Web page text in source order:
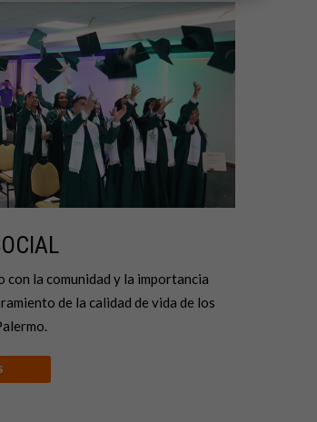
con la comunidad y la importancia
de la calidad de vida de los